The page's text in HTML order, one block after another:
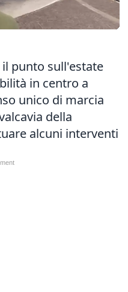
punto sull'estate
in centro a
unico di marcia
della
alcuni interventi